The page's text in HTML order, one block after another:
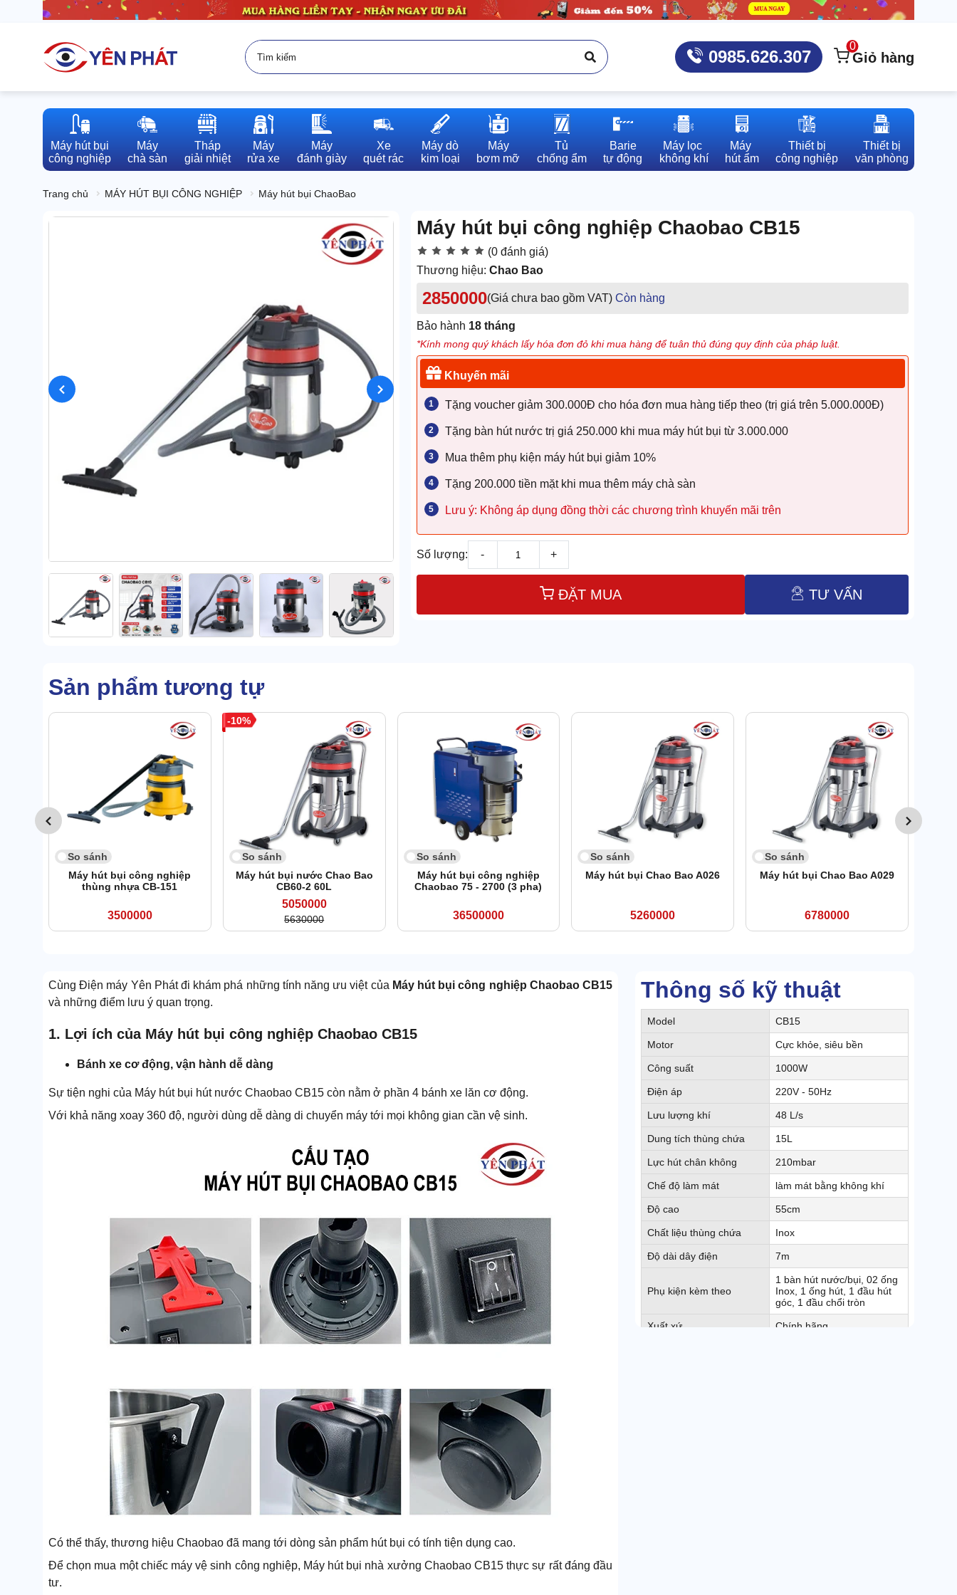
0985.626.307
0
Giỏ hàng
Máy hút bụi
công nghiệp
Máy
chà sàn
Tháp
giải nhiệt
Máy
rửa xe
Máy
đánh giày
Xe
quét rác
Máy dò
kim loại
Máy
bơm mỡ
Tủ
chống ẩm
Barie
tự động
Máy lọc
không khí
Máy
hút ẩm
Thiết bị
công nghiệp
Thiết bị
văn phòng
Trang chủ MÁY HÚT BỤI CÔNG NGHIỆP Máy hút bụi ChaoBao
Máy hút bụi công nghiệp Chaobao CB15
(0 đánh giá)
Thương hiệu: Chao Bao
2850000(Giá chưa bao gồm VAT) Còn hàng
Bảo hành 18 tháng
*Kính mong quý khách lấy hóa đơn đỏ khi mua hàng để tuân thủ đúng quy định của pháp luật.
Khuyến mãi
Tặng voucher giảm 300.000Đ cho hóa đơn mua hàng tiếp theo (trị giá trên 5.000.000Đ)
Tặng bàn hút nước trị giá 250.000 khi mua máy hút bụi từ 3.000.000
Mua thêm phụ kiện máy hút bụi giảm 10%
Tặng 200.000 tiền mặt khi mua thêm máy chà sàn
Lưu ý: Không áp dụng đồng thời các chương trình khuyến mãi trên
Số lượng: - +
ĐẶT MUA TƯ VẤN
Sản phẩm tương tự
So sánh
Máy hút bụi công nghiệp
thùng nhựa CB-151
3500000
10
So sánh
Máy hút bụi nước Chao Bao
CB60-2 60L
5050000
5630000
So sánh
Máy hút bụi công nghiệp
Chaobao 75 - 2700 (3 pha)
36500000
So sánh
Máy hút bụi Chao Bao A026
5260000
So sánh
Máy hút bụi Chao Bao A029
6780000
Thông số kỹ thuật
Model CB15
Motor Cực khỏe, siêu bền
Công suất 1000W
Điện áp 220V - 50Hz
Lưu lượng khí 48 L/s
Dung tích thùng chứa 15L
Lực hút chân không 210mbar
Chế độ làm mát làm mát bằng không khí
Độ cao 55cm
Chất liệu thùng chứa Inox
Độ dài dây điện 7m
Phụ kiện kèm theo
1 bàn hút nước/bụi, 02 ống
Inox, 1 ống hút, 1 đầu hút
góc, 1 đầu chổi tròn
Xuất xứ Chính hãng
Cùng Điện máy Yên Phát đi khám phá những tính năng ưu việt của Máy hút bụi công nghiệp Chaobao CB15
và những điểm lưu ý quan trọng.
1. Lợi ích của Máy hút bụi công nghiệp Chaobao CB15
Bánh xe cơ động, vận hành dễ dàng
Sự tiện nghi của Máy hút bụi hút nước Chaobao CB15 còn nằm ở phần 4 bánh xe lăn cơ động.
Với khả năng xoay 360 độ, người dùng dễ dàng di chuyển máy tới mọi không gian cần vệ sinh.
Có thể thấy, thương hiệu Chaobao đã mang tới dòng sản phẩm hút bụi có tính tiện dụng cao.
Để chọn mua một chiếc máy vệ sinh công nghiệp, Máy hút bụi nhà xưởng Chaobao CB15 thực sự rất đáng đầu
tư.